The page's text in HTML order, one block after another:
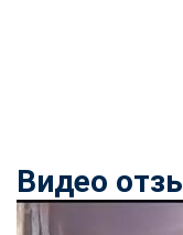
Видео